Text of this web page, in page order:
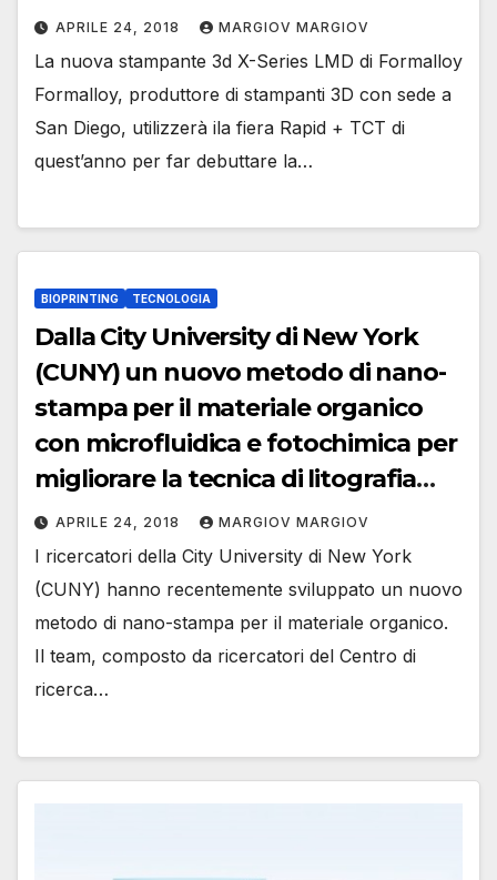
APRILE 24, 2018 MARGIOV MARGIOV
La nuova stampante 3d X-Series LMD di Formalloy
Formalloy, produttore di stampanti 3D con sede a
San Diego, utilizzerà ila fiera Rapid + TCT di
quest’anno per far debuttare la…
BIOPRINTING TECNOLOGIA
Dalla City University di New York
(CUNY) un nuovo metodo di nano-
stampa per il materiale organico
con microfluidica e fotochimica per
migliorare la tecnica di litografia
basata su tip
APRILE 24, 2018 MARGIOV MARGIOV
I ricercatori della City University di New York
(CUNY) hanno recentemente sviluppato un nuovo
metodo di nano-stampa per il materiale organico.
Il team, composto da ricercatori del Centro di
ricerca…